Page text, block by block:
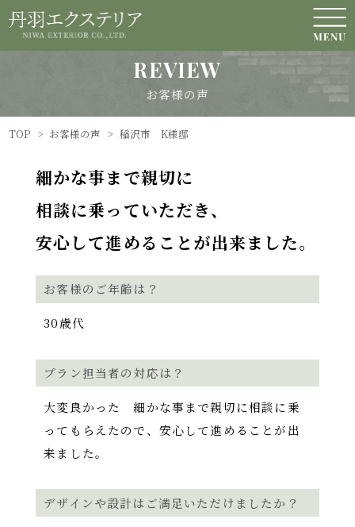
REVIEW
お客様の声
TOP > お客様の声 > 稲沢市 K様邸
細かな事まで親切に
相談に乗っていただき、
安心して進めることが出来ました。
お客様のご年齢は？
30歳代
プラン担当者の対応は？
大変良かった 細かな事まで親切に相談に乗
ってもらえたので、安心して進めることが出
来ました。
デザインや設計はご満足いただけましたか？